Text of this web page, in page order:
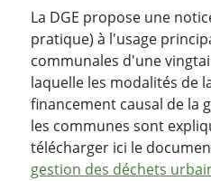
La DGE propose une
pratique) à l'usage
communales d'une
laquelle les modalités de
financement causal de la
les communes sont
télécharger ici le
gestion des déchets